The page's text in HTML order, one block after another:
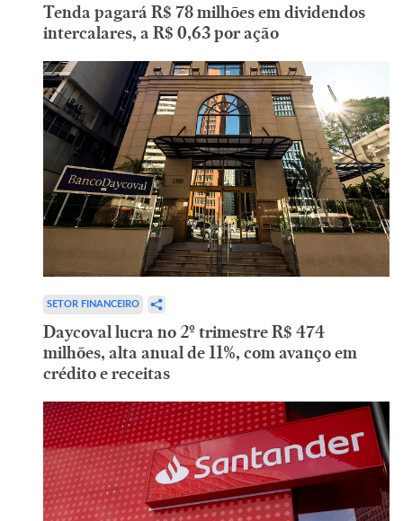
Tenda pagará R$ 78 milhões em dividendos
intercalares, a R$ 0,63 por ação
SETOR FINANCEIRO
Daycoval lucra no 2º trimestre R$ 474
milhões, alta anual de 11%, com avanço em
crédito e receitas